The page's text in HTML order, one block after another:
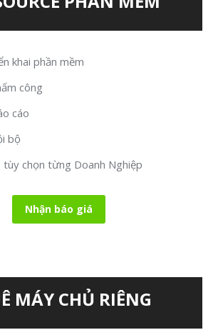
khai phần mềm
công
cáo
bộ
tùy chọn từng Doanh Nghiệp
Nhận báo giá
MÁY CHỦ RIÊNG